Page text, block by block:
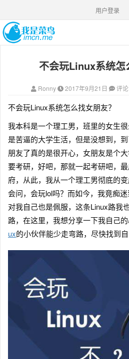
用户登录
不会玩Linux系统怎
Ronny 2017年9月21日 评
不会玩Linux系统怎么找女朋友？
我本科是一个理工男，班里的女生
是苦逼的大学生活，但是没想到，
朋友了真的是很开心，女朋友是个大
要考研，好吧，那就一起考研吧，
府，从此，我从一个理工男彻底的
会问，会玩lol吗？而如今，我竟痴
对我自己也是佩服，这条Linux路我
路，在这里，我想分享一下我自己
ux的小伙伴能少走弯路，尽快找到自